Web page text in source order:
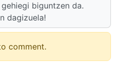
biguntzen da.
dagizuela!
comment.